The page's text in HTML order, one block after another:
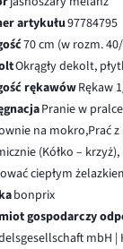
artykułu97784795
70 cm (w rozm.
Okrągły dekolt,
rękawówRękaw
Pranie w
na mokro,Prać
(Kółko –
ciepłym
bonprix
gospodarczy
mbH